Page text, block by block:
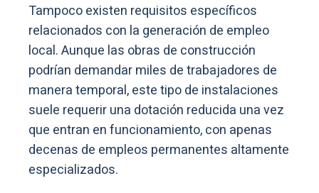
Tampoco existen requisitos específicos
relacionados con la generación de empleo
local. Aunque las obras de construcción
podrían demandar miles de trabajadores de
manera temporal, este tipo de instalaciones
suele requerir una dotación reducida una vez
que entran en funcionamiento, con apenas
decenas de empleos permanentes altamente
especializados.